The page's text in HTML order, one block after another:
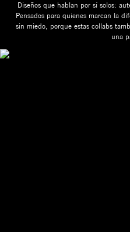
Diseños que hablan por sí solos:
Pensados para quienes marcan la
sin miedo, porque estas collabs
una